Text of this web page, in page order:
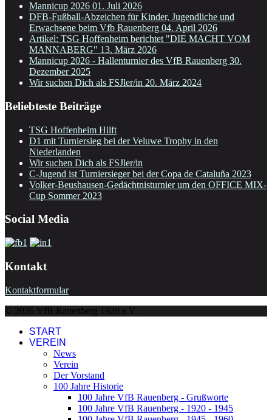
Mannicup 2026 01. Juli 2026
DFB-Fußball-Abzeichen für Kinder, Jugendliche und
Erwachsene beim Vfb Rauenberg 04. April 2026
Artikel: TSG Hoffenheim berichtet "DIE MACHT VOM
MANNABERG" 13. März 2026
Mannicup 2026 - Hallenturnier des VfB Rauenberg 30.
Dezember 2025
Wir suchen Dich als FSJler/in 20. März 2024
Beliebteste Beiträge
TSG Hoffenheim Hilft
D1 mit Turniersieg bei der Veluwe Trophy in den
Niederlanden
Wir suchen Dich als FSJler/in
C-Jugend ist Turniersieger bei der Copa de Cataluña 2023
Volker-Beushausen-Gedächtnisturnier um den OFFICE MIX-
Cup Sommer 2023
Social Media
Kontakt
Kontaktformular
© 2026 VfB Rauenberg 1920 e.V.
START
VEREIN
News
Verein
Der Vorstand
100 Jahre Historie
100 Jahre VfB Rauenberg - Grußworte
100 Jahre VfB Rauenberg - 1920 - 1945